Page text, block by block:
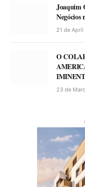
Joaquim
Negócios
21 de
O
23 de